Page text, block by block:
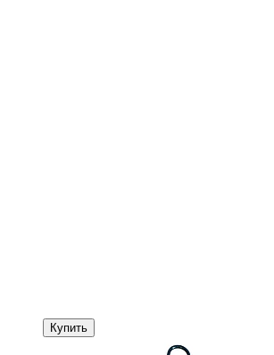
Купить